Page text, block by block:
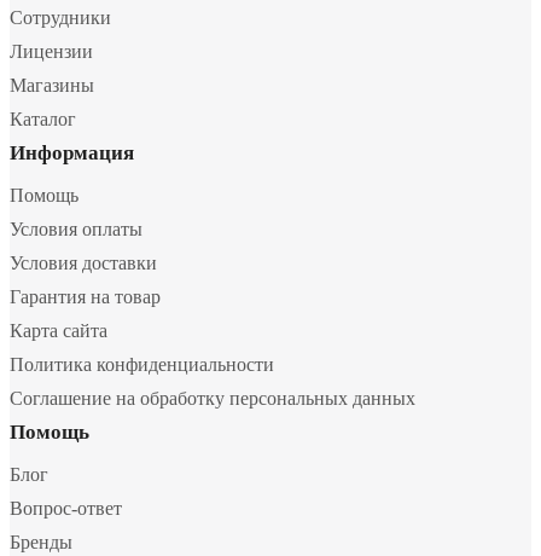
Сотрудники
Лицензии
Магазины
Каталог
Информация
Помощь
Условия оплаты
Условия доставки
Гарантия на товар
Карта сайта
Политика конфиденциальности
Соглашение на обработку персональных данных
Помощь
Блог
Вопрос-ответ
Бренды